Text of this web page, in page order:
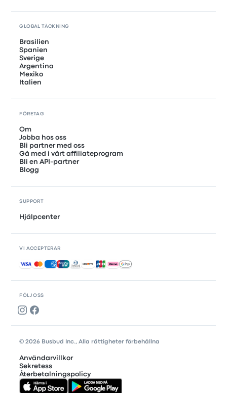
FÖLJ OSS
GLOBAL TÄCKNING
Brasilien
Spanien
Sverige
Argentina
Mexiko
Italien
FÖRETAG
Om
Jobba hos oss
Bli partner med oss
Gå med i vårt affiliateprogram
Bli en API-partner
Blogg
SUPPORT
Hjälpcenter
VI ACCEPTERAR
Accepterade betalningar
© 2026 Busbud Inc., Alla rättigheter förbehållna
Användarvillkor
Sekretess
Återbetalningspolicy